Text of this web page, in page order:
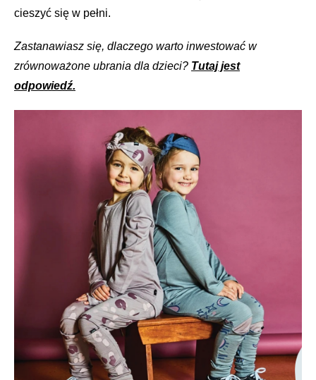
cieszyć się w pełni.
Zastanawiasz się, dlaczego warto inwestować w
zrównoważone ubrania dla dzieci? Tutaj jest
odpowiedź.